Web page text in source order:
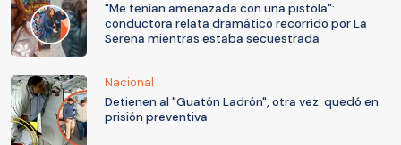
"Me tenían amenazada con una pistola":
conductora relata dramático recorrido por La
Serena mientras estaba secuestrada
Nacional
Detienen al "Guatón Ladrón", otra vez: quedó en
prisión preventiva